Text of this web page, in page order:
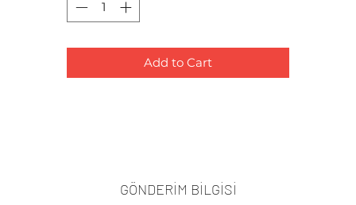
Add to Cart
GÖNDERİM BİLGİSİ